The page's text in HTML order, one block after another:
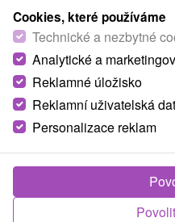
Cookies, které používáme
Technické a nezbytné
Analytické a
Reklamné úložisko
Reklamní uživatelská
Personalizace reklam